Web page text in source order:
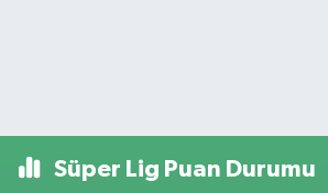
Süper Lig Puan Durumu